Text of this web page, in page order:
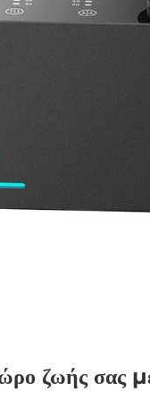
ζωής σας